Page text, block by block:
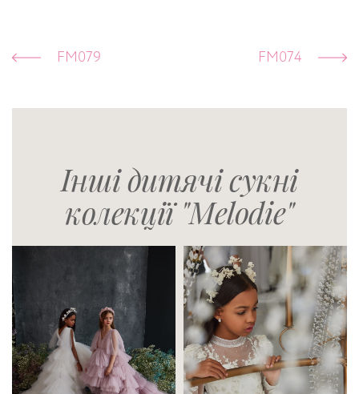
FM079 FM074
Інші дитячі сукні
колекції "Melodie"